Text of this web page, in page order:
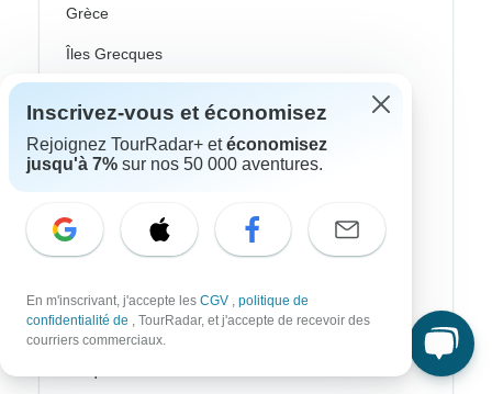
Grèce
Îles Grecques
Islande
Italie
Portugal
Espagne
Inscrivez-vous et économisez
Rejoignez TourRadar+ etéconomisez
jusqu'à 7% sur nos 50 000 aventures.
En m'inscrivant, j'accepte les CGV , politique de
confidentialité de , TourRadar, et j'accepte de recevoir des
courriers commerciaux.